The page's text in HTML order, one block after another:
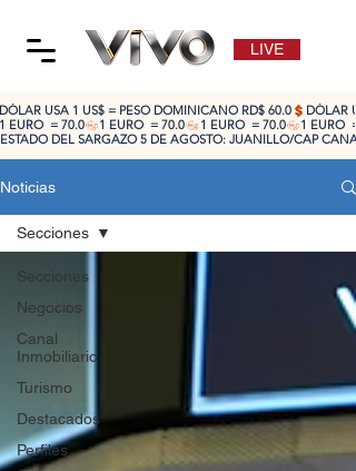
LIVE
ESTADO DEL SARGAZO 5 DE AGOSTO: JUANILLO/CAP
DÓLAR USA 1 US$ = PESO DOMINICANO RD$ 60.0
1 EURO  = 70.0
Noticias
Secciones
Negocios
Canal
Inmobiliario
Turismo
Destacados
Perfiles
Secciones